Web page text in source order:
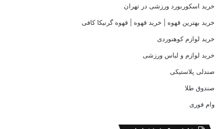
خرید اسکوربورد ورزشی در تهران
خرید بهترین قهوه | خرید قهوه | قهوه گرنیکا کافی
خرید لوازم کوهنوردی
خرید لوازم و لباس ورزشی
صندلی پلاستیکی
صندوق طلا
وام فوری